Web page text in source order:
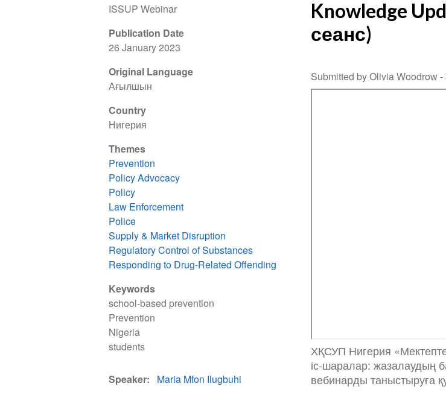
ISSUP Webinar
Publication Date
26 January 2023
Original Language
Ағылшын
Country
Нигерия
Themes
Prevention
Policy Advocacy
Policy
Law Enforcement
Police
Supply & Market Disruption
Regulatory Control of Substances
Responding to Drug-Related Offending
Keywords
school-based prevention
Prevention
Nigeria
students
Speaker Maria Mfon Ilugbuhi
Knowledge
сеанс)
Submitted by Olivia Woodrow -
ХҚСУП Нигерия
іс-шаралар: жазалаудың
вебинарды таныстыруға